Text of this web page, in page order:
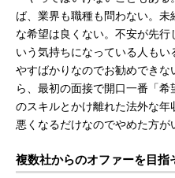
ば、業界も職種も問わない。
な希望は良くない。不安が先
いう気持ちになっている人も
やすばかりなのでお勧めでき
ら、最初の面接で開口一番「
のスキルとかけ離れた法外な
悪くなるだけなのでやめた方が
複数社からのオファーを目指